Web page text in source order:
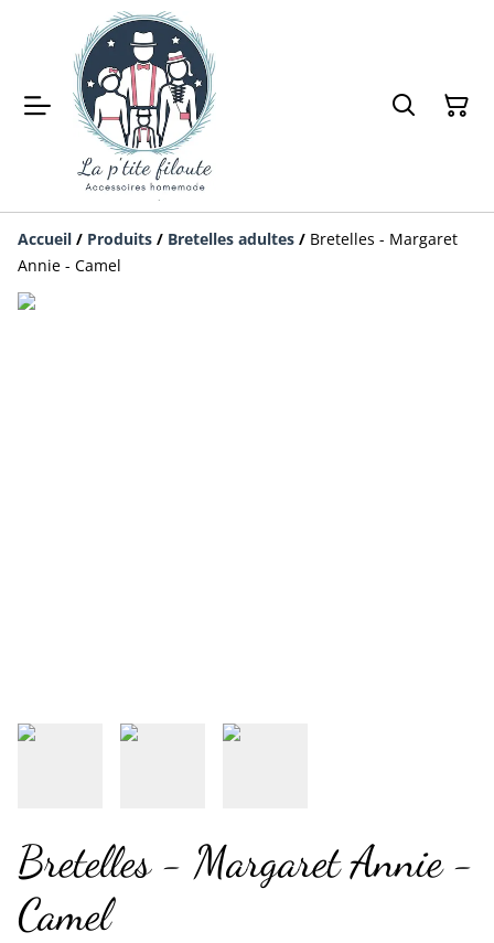
Accueil / Produits / Bretelles adultes / Bretelles - Margaret
Annie - Camel
Bretelles - Margaret Annie -
Camel